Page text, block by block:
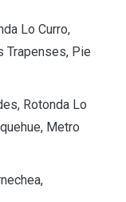
Lo Curro,
Trapenses, Pie
Rotonda Lo
Metro